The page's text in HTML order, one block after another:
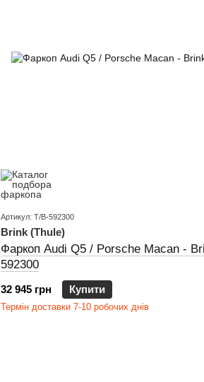
Артикул: T/B-592300
Brink (Thule)
Фаркоп Audi Q5 / Porsche Macan -
592300
32 945 грн Купити
Термін доставки 7-10 робочих днів